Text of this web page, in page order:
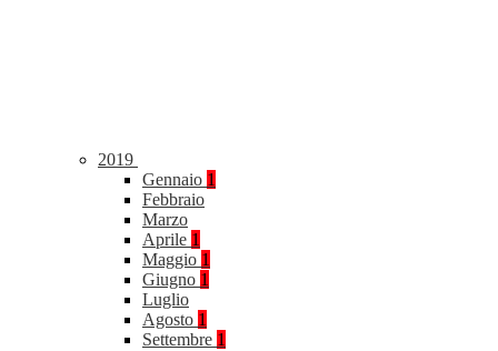
2019
Gennaio 1
Febbraio
Marzo
Aprile 1
Maggio 1
Giugno 1
Luglio
Agosto 1
Settembre 1